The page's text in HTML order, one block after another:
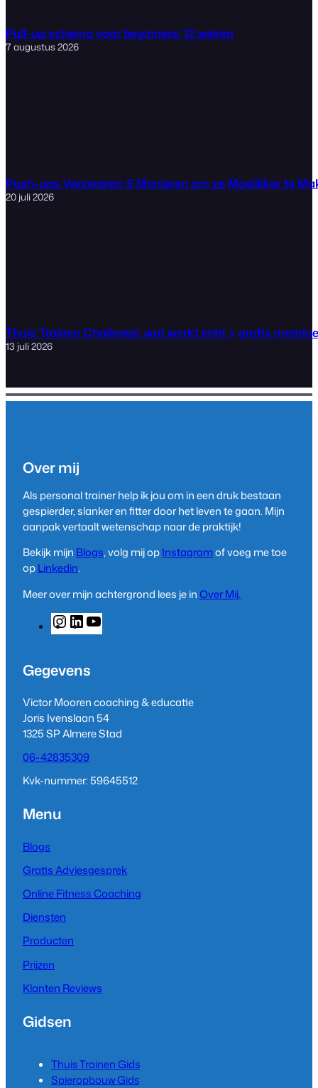
Pull-up schema voor beginners: 12 weken
7 augustus 2026
Push-ups Verzwaren: 5 Manieren om ze Moeilijker te
20 juli 2026
Thuis Trainen Challenge: wat werkt echt + gratis
13 juli 2026
Over mij
Als personal trainer help ik jou om in een druk bestaan
gespierder, slanker en fitter door het leven te gaan. Mijn
aanpak vertaalt wetenschap naar de praktijk!
Bekijk mijn Blogs, volg mij opInstagramof voeg me toe
opLinkedin.
Meer over mijn achtergrond lees je inOver Mij.
n
t
g
r
a
L
i
k
d
I
n
o
b
e
Gegevens
Victor Mooren coaching & educatie
Joris Ivenslaan 54
1325 SP Almere Stad
06-42835309
Kvk-nummer: 59645512
Menu
Blogs
Gratis Adviesgesprek
Online Fitness Coaching
Diensten
Producten
Prijzen
Klanten Reviews
Gidsen
Thuis Trainen Gids
Spieropbouw Gids